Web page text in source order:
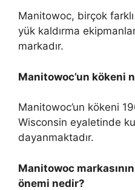
Manitowoc, birçok
yük kaldırma
markadır.
Manitowoc’un kökeni
Manitowoc’un kökeni
Wisconsin eyaletinde
dayanmaktadır.
Manitowoc
önemi nedir?